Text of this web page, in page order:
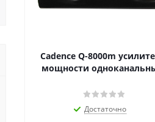
Cadence Q-8000m
мощности
Достаточно